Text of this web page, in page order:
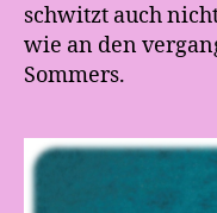
schwitzt auch
wie an den
Sommers.